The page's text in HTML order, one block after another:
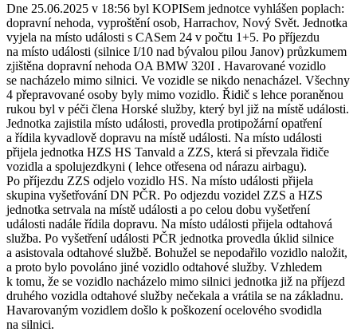
Dne 25.06.2025 v 18:56 byl KOPISem jednotce vyhlášen poplach:
dopravní nehoda, vyproštění osob, Harrachov, Nový Svět. Jednotka
vyjela na místo události s CASem 24 v počtu 1+5. Po příjezdu
na místo události (silnice I/10 nad bývalou pilou Janov) průzkumem
zjištěna dopravní nehoda OA BMW 320I . Havarované vozidlo
se nacházelo mimo silnici. Ve vozidle se nikdo nenacházel. Všechny
4 přepravované osoby byly mimo vozidlo. Řidič s lehce poraněnou
rukou byl v péči člena Horské služby, který byl již na místě události.
Jednotka zajistila místo události, provedla protipožární opatření
a řídila kyvadlově dopravu na místě události. Na místo události
přijela jednotka HZS HS Tanvald a ZZS, která si převzala řidiče
vozidla a spolujezdkyni ( lehce otřesena od nárazu airbagu).
Po příjezdu ZZS odjelo vozidlo HS. Na místo události přijela
skupina vyšetřování DN PČR. Po odjezdu vozidel ZZS a HZS
jednotka setrvala na místě události a po celou dobu vyšetření
události nadále řídila dopravu. Na místo události přijela odtahová
služba. Po vyšetření události PČR jednotka provedla úklid silnice
a asistovala odtahové službě. Bohužel se nepodařilo vozidlo naložit,
a proto bylo povoláno jiné vozidlo odtahové služby. Vzhledem
k tomu, že se vozidlo nacházelo mimo silnici jednotka již na příjezd
druhého vozidla odtahové služby nečekala a vrátila se na základnu.
Havarovaným vozidlem došlo k poškození ocelového svodidla
na silnici.